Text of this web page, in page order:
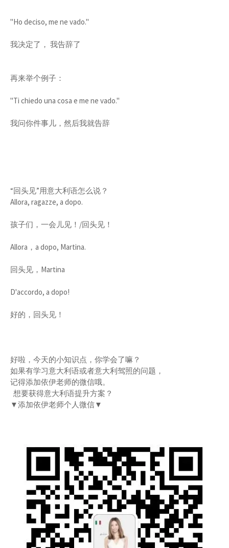
"Ho deciso, me ne vado."
我决定了， 我告辞了
再来举个例子：
"Ti chiedo una cosa e me ne vado."
我问你件事儿，然后我就告辞
“回头见”用意大利语怎么说？
Allora, ragazze, a dopo.
孩子们，一会儿见！/回头见！
Allora，a dopo, Martina.
回头见，Martina
D'accordo, a dopo!
好的，回头见！
好啦，今天的小知识点，你学会了嘛？
如果有学习意大利语或者意大利驾照的问题，
记得添加依伊老师的微信哦。
想要获得意大利语提升方案？
▼添加依伊老师个人微信▼